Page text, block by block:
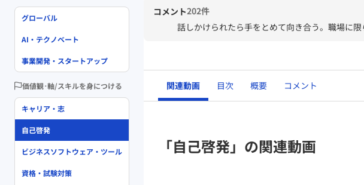
コメント202件
話しかけられたら手をとめて向き合う。職場に限
関連動画 目次 概要 コメント
「自己啓発」の関連動画
グローバル
AI・テクノベート
事業開発・スタートアップ
価値観･軸/スキルを身につける
キャリア・志
自己啓発
ビジネスソフトウェア・ツール
資格・試験対策